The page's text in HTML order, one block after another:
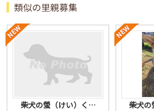
類似の里親募集
柴犬の螢（けい）く… 柴犬